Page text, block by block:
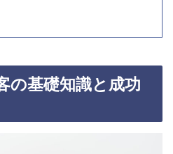
の基礎知識と成功